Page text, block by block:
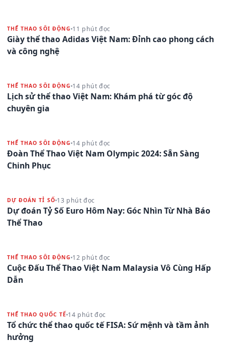
THỂ THAO SÔI ĐỘNG 11 phút đọc
Giày thể thao Adidas Việt Nam: Đỉnh cao phong cách
và công nghệ
THỂ THAO SÔI ĐỘNG 14 phút đọc
Lịch sử thể thao Việt Nam: Khám phá từ góc độ
chuyên gia
THỂ THAO SÔI ĐỘNG 14 phút đọc
Đoàn Thể Thao Việt Nam Olympic 2024: Sẵn Sàng
Chinh Phục
DỰ ĐOÁN TỈ SỐ 13 phút đọc
Dự đoán Tỷ Số Euro Hôm Nay: Góc Nhìn Từ Nhà Báo
Thể Thao
THỂ THAO SÔI ĐỘNG 12 phút đọc
Cuộc Đấu Thể Thao Việt Nam Malaysia Vô Cùng Hấp
Dẫn
THỂ THAO QUỐC TẾ 14 phút đọc
Tổ chức thể thao quốc tế FISA: Sứ mệnh và tầm ảnh
hưởng